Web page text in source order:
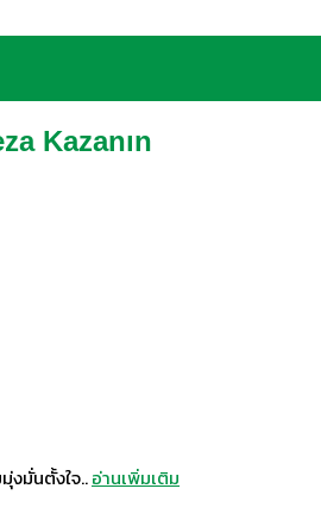
Kazanın
งมั่นตั้งใจ..อ่านเพิ่มเติม